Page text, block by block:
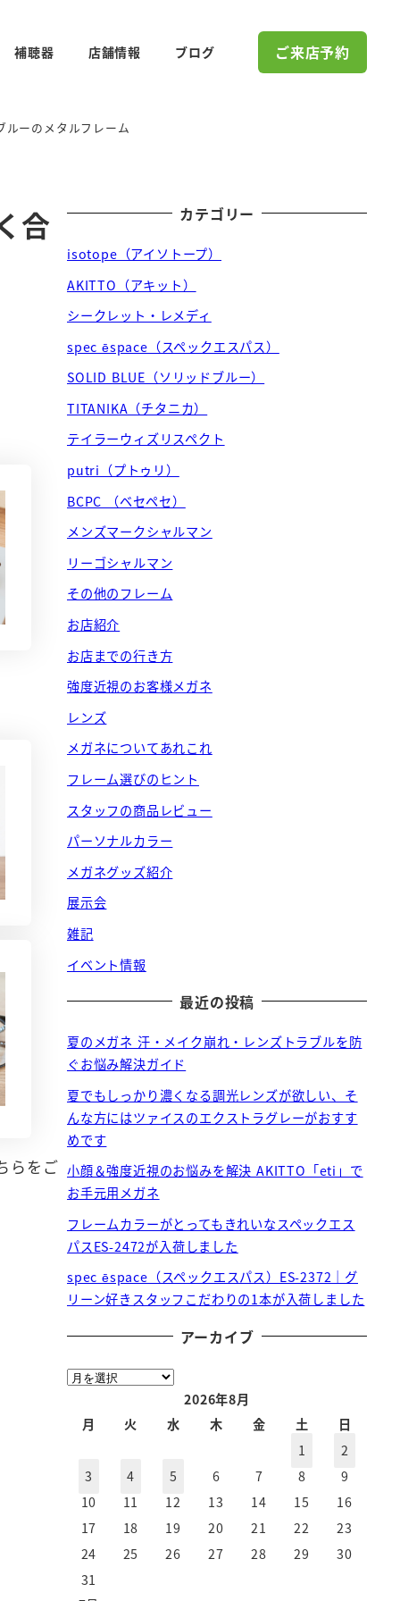
補聴器 店舗情報 ブログ ご来店予約
ルーのメタルフレーム
合
らをご
カテゴリー
isotope（アイソトープ）
AKITTO（アキット）
シークレット・レメディ
spec ēspace（スペックエスパス）
SOLID BLUE（ソリッドブルー）
TITANIKA（チタニカ）
テイラーウィズリスペクト
putri（プトゥリ）
BCPC （ベセペセ）
メンズマークシャルマン
リーゴシャルマン
その他のフレーム
お店紹介
お店までの行き方
強度近視のお客様メガネ
レンズ
メガネについてあれこれ
フレーム選びのヒント
スタッフの商品レビュー
パーソナルカラー
メガネグッズ紹介
展示会
雑記
イベント情報
最近の投稿
夏のメガネ 汗・メイク崩れ・レンズトラブルを防
ぐお悩み解決ガイド
夏でもしっかり濃くなる調光レンズが欲しい、そ
んな方にはツァイスのエクストラグレーがおすす
めです
小顔＆強度近視のお悩みを解決 AKITTO「eti」で
お手元用メガネ
フレームカラーがとってもきれいなスペックエス
パスES-2472が入荷しました
spec ēspace（スペックエスパス）ES-2372｜グ
リーン好きスタッフこだわりの1本が入荷しました
アーカイブ
ア
2026年8月
月
火 水 木 金 土
日
1
2
3
4 5 6 7 8
9
10
11 12 13 14 15
16
17
18 19 20 21 22
23
24
25 26 27 28 29
30
31